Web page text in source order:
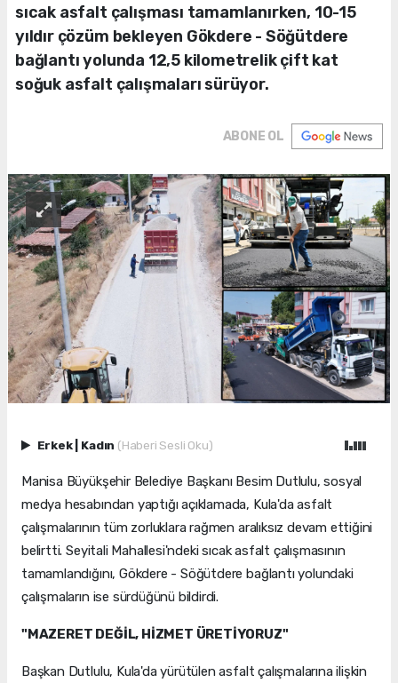
sıcak asfalt çalışması tamamlanırken, 10-15
yıldır çözüm bekleyen Gökdere - Söğütdere
bağlantı yolunda 12,5 kilometrelik çift kat
soğuk asfalt çalışmaları sürüyor.
ABONE OL
Erkek Kadın (Haberi Sesli Oku)
Manisa Büyükşehir Belediye Başkanı Besim Dutlulu, sosyal
medya hesabından yaptığı açıklamada, Kula'da asfalt
çalışmalarının tüm zorluklara rağmen aralıksız devam ettiğini
belirtti. Seyitali Mahallesi'ndeki sıcak asfalt çalışmasının
tamamlandığını, Gökdere - Söğütdere bağlantı yolundaki
çalışmaların ise sürdüğünü bildirdi.
"MAZERET DEĞİL, HİZMET ÜRETİYORUZ"
Başkan Dutlulu, Kula'da yürütülen asfalt çalışmalarına ilişkin